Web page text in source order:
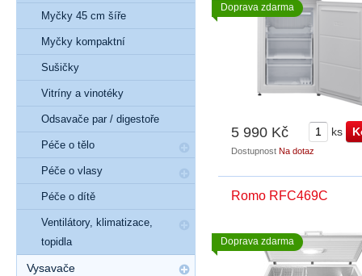
5 990 Kč ks
Dostupnost Na dotaz
Doprava zdarma
Romo RFC469C
Doprava zdarma
Myčky 45 cm šíře
Myčky kompaktní
Sušičky
Vitríny a vinotéky
Odsavače par / digestoře
Péče o tělo
Péče o vlasy
Péče o dítě
Ventilátory, klimatizace,
topidla
Vysavače